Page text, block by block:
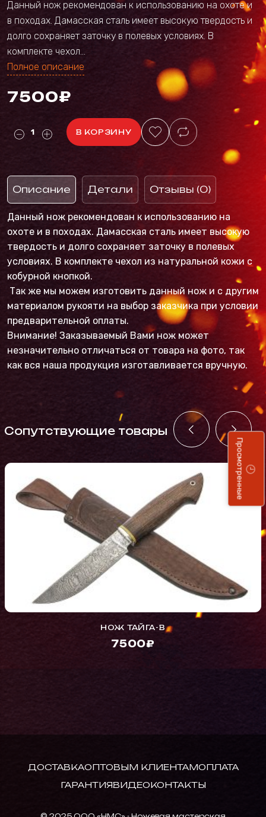
Данный нож рекомендован к использованию на охоте и
в походах. Дамасская сталь имеет высокую твердость и
долго сохраняет заточку в полевых условиях. В
комплекте чехол...
Полное описание
7500₽
В КОРЗИНУ
Описание Детали Отзывы (0)
Данный нож рекомендован к использованию на
охоте и в походах. Дамасская сталь имеет высокую
твердость и долго сохраняет заточку в полевых
условиях. В комплекте чехол из натуральной кожи с
кобурной кнопкой.
Так же мы можем изготовить данный нож и с другим
материалом рукояти на выбор заказчика при условии
предварительной оплаты.
Внимание! Заказываемый Вами нож может
незначительно отличаться от товара на фото, так
как вся наша продукция изготавливается вручную.
Cопутствующие товары
НОЖ ТАЙГА-В
7500₽
ДОСТАВКАОПТОВЫМ КЛИЕНТАМОПЛАТА
ГАРАНТИЯВИДЕОКОНТАКТЫ
Просмотренные